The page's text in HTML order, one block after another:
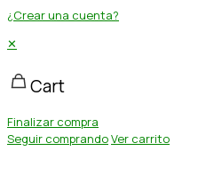
¿Crear una cuenta?
✕
Cart
Finalizar compra
Seguir comprandoVer carrito